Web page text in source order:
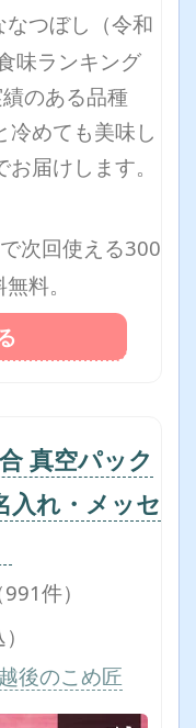
なつぼし（令和
味ランキング
のある品種
冷めても美味し
届けします。
次回使える300
料。
真空パック
入れ・メッセ
991件）
後のこめ匠